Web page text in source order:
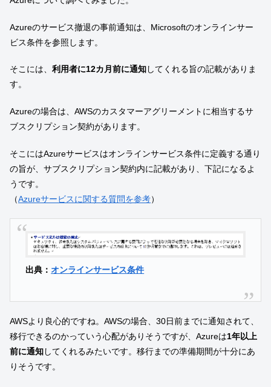
Azureのサービス撤退の事前通知は、Microsoftのオンラインサー
ビス条件を参照します。
そこには、 利用者に12カ月前に通知してくれる旨の記載がありま
す。
Azureの場合は、AWSのカスタマーアグリーメントに相当するサ
ブスクリプション契約があります。
そこにはAzureサービスはオンラインサービス条件に定義する通り
の旨が、サブスクリプション契約内に記載があり、下記になるよ
うです。
（Azureサービスに関する質問を参考）
出典：オンラインサービス条件
AWSより良心的ですね。AWSの場合、30日前までに通知されて、
移行できるのかっていう心配がありそうですが、Azureは1年以上
前に通知してくれるみたいです。移行までの準備期間が十分にあ
りそうです。